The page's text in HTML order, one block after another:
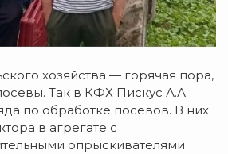
хозяйства — горячая пора,
Так в КФХ Пискус А.А.
по обработке посевов. В них
в агрегате с
опрыскивателями